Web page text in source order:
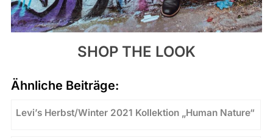
SHOP THE LOOK
Ähnliche Beiträge:
Levi’s Herbst/Winter 2021 Kollektion „Human Nature“